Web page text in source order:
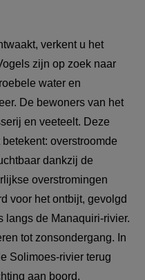
verkent u het
zijn op zoek naar
water en
De bewoners van het
en veeteelt. Deze
overstroomde
dankzij de
overstromingen
voor het ontbijt, gevolgd
langs de Manaquiri-rivier.
tot zonsondergang. In
Solimoes-rivier terug
aan boord.